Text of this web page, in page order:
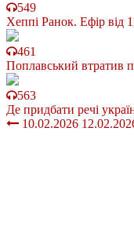
549
Хеппі Ранок. Ефір від
461
Поплавський втратив
563
Де придбати речі
10.02.2026